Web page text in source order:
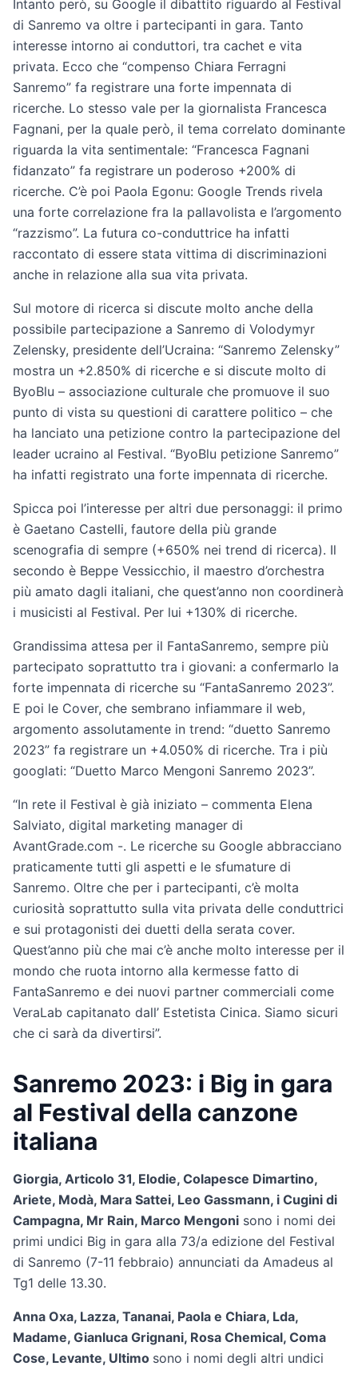
Intanto però, su Google il dibattito riguardo al Festival
di Sanremo va oltre i partecipanti in gara. Tanto
interesse intorno ai conduttori, tra cachet e vita
privata. Ecco che “compenso Chiara Ferragni
Sanremo” fa registrare una forte impennata di
ricerche. Lo stesso vale per la giornalista Francesca
Fagnani, per la quale però, il tema correlato dominante
riguarda la vita sentimentale: “Francesca Fagnani
fidanzato” fa registrare un poderoso +200% di
ricerche. C’è poi Paola Egonu: Google Trends rivela
una forte correlazione fra la pallavolista e l’argomento
“razzismo”. La futura co-conduttrice ha infatti
raccontato di essere stata vittima di discriminazioni
anche in relazione alla sua vita privata.
Sul motore di ricerca si discute molto anche della
possibile partecipazione a Sanremo di Volodymyr
Zelensky, presidente dell’Ucraina: “Sanremo Zelensky”
mostra un +2.850% di ricerche e si discute molto di
ByoBlu – associazione culturale che promuove il suo
punto di vista su questioni di carattere politico – che
ha lanciato una petizione contro la partecipazione del
leader ucraino al Festival. “ByoBlu petizione Sanremo”
ha infatti registrato una forte impennata di ricerche.
Spicca poi l’interesse per altri due personaggi: il primo
è Gaetano Castelli, fautore della più grande
scenografia di sempre (+650% nei trend di ricerca). Il
secondo è Beppe Vessicchio, il maestro d’orchestra
più amato dagli italiani, che quest’anno non coordinerà
i musicisti al Festival. Per lui +130% di ricerche.
Grandissima attesa per il FantaSanremo, sempre più
partecipato soprattutto tra i giovani: a confermarlo la
forte impennata di ricerche su “FantaSanremo 2023”.
E poi le Cover, che sembrano infiammare il web,
argomento assolutamente in trend: “duetto Sanremo
2023” fa registrare un +4.050% di ricerche. Tra i più
googlati: “Duetto Marco Mengoni Sanremo 2023”.
“In rete il Festival è già iniziato – commenta Elena
Salviato, digital marketing manager di
AvantGrade.com -. Le ricerche su Google abbracciano
praticamente tutti gli aspetti e le sfumature di
Sanremo. Oltre che per i partecipanti, c’è molta
curiosità soprattutto sulla vita privata delle conduttrici
e sui protagonisti dei duetti della serata cover.
Quest’anno più che mai c’è anche molto interesse per il
mondo che ruota intorno alla kermesse fatto di
FantaSanremo e dei nuovi partner commerciali come
VeraLab capitanato dall’ Estetista Cinica. Siamo sicuri
che ci sarà da divertirsi”.
Sanremo 2023: i Big in gara
al Festival della canzone
italiana
Giorgia, Articolo 31, Elodie, Colapesce Dimartino,
Ariete, Modà, Mara Sattei, Leo Gassmann, i Cugini di
Campagna, Mr Rain, Marco Mengoni sono i nomi dei
primi undici Big in gara alla 73/a edizione del Festival
di Sanremo (7-11 febbraio) annunciati da Amadeus al
Tg1 delle 13.30.
Anna Oxa, Lazza, Tananai, Paola e Chiara, Lda,
Madame, Gianluca Grignani, Rosa Chemical, Coma
Cose, Levante, Ultimo sono i nomi degli altri undici